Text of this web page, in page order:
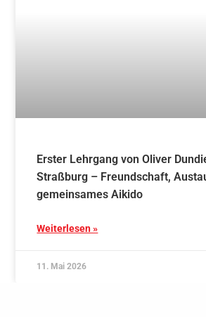
Erster Lehrgang von Oliver
Straßburg – Freundschaft,
gemeinsames Aikido
Weiterlesen »
11. Mai 2026